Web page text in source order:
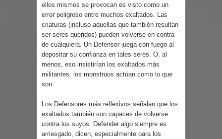
ellos mismos se provocan es visto como un
error peligroso entre muchos exaltados. Las
criaturas (incluso aquellas que también resultan
ser seres queridos) pueden volverse en contra
de cualquiera. Un Defensor juega con fuego al
depositar su confianza en tales seres. O, al
menos, eso insistirían los exaltados más
militantes: los monstruos actúan como lo que
son.
Los Defensores más reflexivos señalan que los
exaltados también son capaces de volverse
contra los suyos. Defender algo siempre es
arriesgado, dicen, especialmente para los